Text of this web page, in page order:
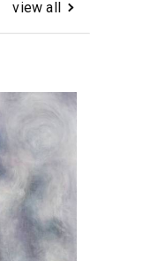
view all